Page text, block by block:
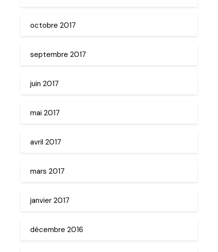
octobre 2017
septembre 2017
juin 2017
mai 2017
avril 2017
mars 2017
janvier 2017
décembre 2016